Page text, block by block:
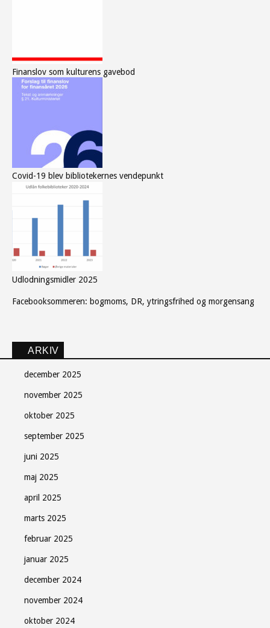
Finanslov som kulturens gavebod
Covid-19 blev bibliotekernes vendepunkt
Udlodningsmidler 2025
Facebooksommeren: bogmoms, DR, ytringsfrihed og morgensang
ARKIV
december 2025
november 2025
oktober 2025
september 2025
juni 2025
maj 2025
april 2025
marts 2025
februar 2025
januar 2025
december 2024
november 2024
oktober 2024
Søndag Aftens nyhedsbrev
Tilmeld